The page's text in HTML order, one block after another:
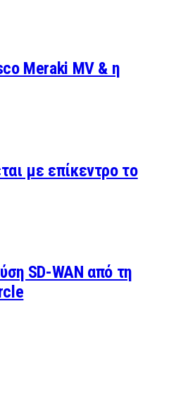
Meraki MV & η
με επίκεντρο το
SD-WAN από τη